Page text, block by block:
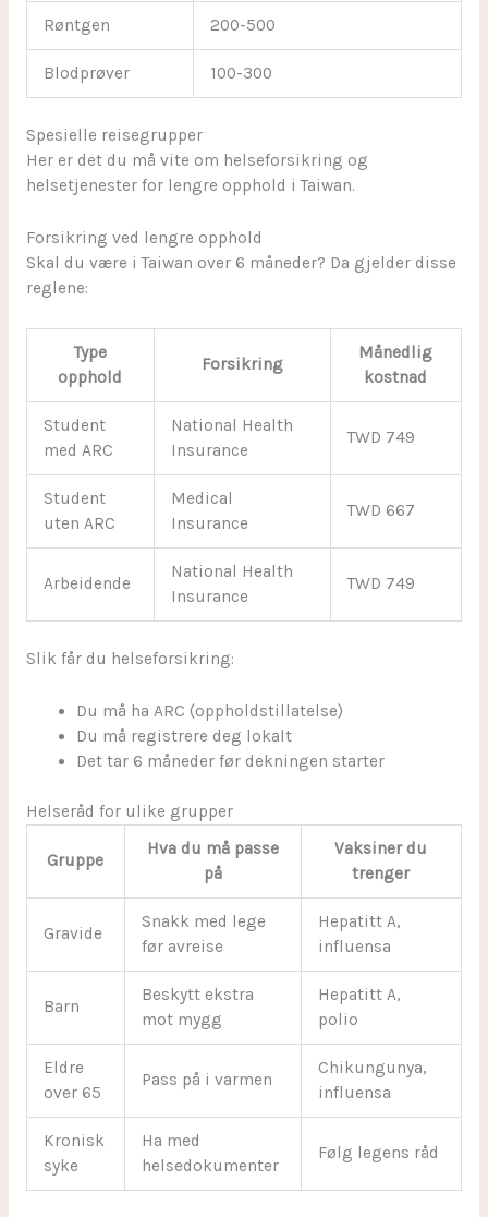
Røntgen 200-500
Blodprøver 100-300
Spesielle reisegrupper
Her er det du må vite om helseforsikring og
helsetjenester for lengre opphold i Taiwan.
Forsikring ved lengre opphold
Skal du være i Taiwan over 6 måneder? Da gjelder disse
reglene:
Type
opphold
Forsikring
Månedlig
kostnad
Student
med ARC
National Health
Insurance
TWD 749
Student
uten ARC
Medical
Insurance
TWD 667
Arbeidende
National Health
Insurance
TWD 749
Slik får du helseforsikring:
Du må ha ARC (oppholdstillatelse)
Du må registrere deg lokalt
Det tar 6 måneder før dekningen starter
Helseråd for ulike grupper
Gruppe
Hva du må passe
på
Vaksiner du
trenger
Gravide
Snakk med lege
før avreise
Hepatitt A,
influensa
Barn
Beskytt ekstra
mot mygg
Hepatitt A,
polio
Eldre
over 65
Pass på i varmen
Chikungunya,
influensa
Kronisk
syke
Ha med
helsedokumenter
Følg legens råd